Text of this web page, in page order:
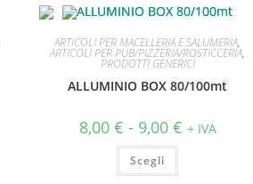
ARTICOLI PER MACELLERIA E SALUMERIA,
ARTICOLI PER PUB/PIZZERIA/ROSTICCERIA,
PRODOTTI GENERICI
ALLUMINIO BOX 80/100mt
8,00 € - 9,00 € + IVA
Scegli